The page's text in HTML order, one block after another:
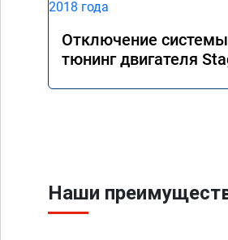
Отключение
тюнинг двигателя
Наши